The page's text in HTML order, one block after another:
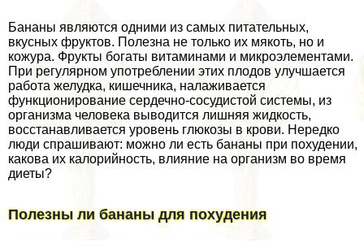
Бананы являются одними из самых питательных,
вкусных фруктов. Полезна не только их мякоть, но и
кожура. Фрукты богаты витаминами и микроэлементами.
При регулярном употрeблении этих плодов улучшается
работа желудка, кишечника, налаживается
функционирование сердечно-сосудистой системы, из
организма человека выводится лишняя жидкость,
восстанавливается уровень глюкозы в крови. Нередко
люди спрашивают: можно ли есть бананы при похудении,
какова их калорийность, влияние на организм во время
диеты?
Полезны ли бананы для похудения